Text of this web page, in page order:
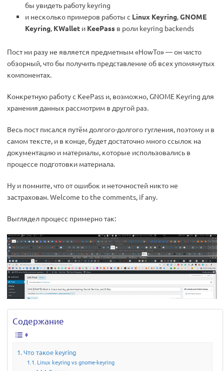
бы увидеть работу keyring
и несколько примеров работы с Linux Keyring,GNOME
Keyring, KWallet и KeePass в роли keyring backends
Пост ни разу не является предметным «HowTo» — он чисто
обзорный, что бы получить представление об всех упомянутых
компонентах.
Конкретную работу с KeePass и, возможно, GNOME Keyring для
хранения данных рассмотрим в другой раз.
Весь пост писался путём долгого-долгого гугления, поэтому и в
самом тексте, и в конце, будет достаточно много ссылок на
документацию и материалы, которые использовались в
процессе подготовки материала.
Ну и помните, что от ошибок и неточностей никто не
застрахован. Welcome to the comments, if any.
Выглядел процесс примерно так:
Содержание
Что такое keyring
Linux keyring vs gnome-keyring